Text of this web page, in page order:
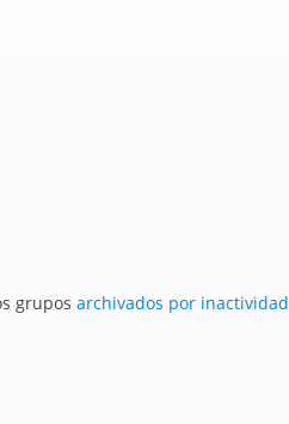
grupos archivados por inactividad